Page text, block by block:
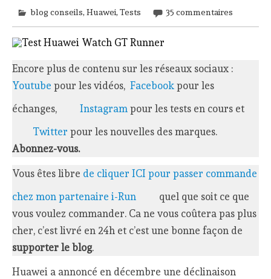
blog conseils,Huawei,Tests 35 commentaires
Encore plus de contenu sur les réseaux sociaux :
Youtube pour les vidéos, Facebookpour les
échanges,
Instagrampour les tests en cours et
Twitterpour les nouvelles des marques.
Abonnez-vous.
Vous êtes libre de cliquer ICI pour passer commande
chez mon partenaire i-Run
quel que soit ce que
vous voulez commander. Ca ne vous coûtera pas plus
cher, c’est livré en 24h et c’est une bonne façon de
supporter le blog.
Huawei a annoncé en décembre une déclinaison